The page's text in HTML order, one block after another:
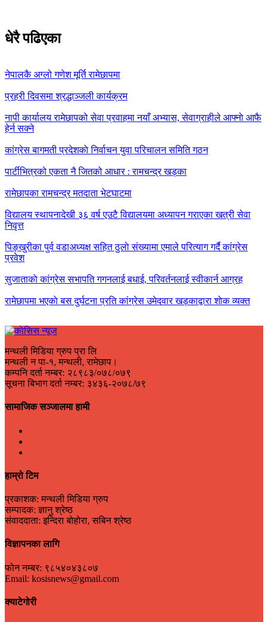
धेरै पढिएका
नेपालकै अग्लो गणेश मूर्ति रामेछापमा
प्रहरी दिवसमा श्रद्धाञ्जली कार्यक्रम
नापी कार्यालय रामेछापको सेवा प्रवाहमा नयाँ अभ्यास, सेवाग्राहीले आफ्नाे आफै
हेर्न सक्ने
कांग्रेस बागमती प्रदेशकाे निर्वाचन युवा परिचालन समिति गठन
पार्टीभित्रको एकता नै जितको आधार : रामचन्द्र खड्का
रामेछापका रामचन्द्र मतदाता भेटघाटमा
विद्यालय स्थापनादेखी ३६ वर्ष एउटै विद्यालयमा अध्यापन गराएका खत्री सेवा
निवृत्त
पिङ्खुरीका पुर्व वडाअध्यक्ष सहित ठुलाे संख्यामा एमाले परित्याग गर्दै कांग्रेस
प्रवेश
सुजाताकाे कांग्रेस सभापति गगनलाई बधाई, परिवर्तनलाई स्वीकार्न आग्रह
रामेछापमा भएकाे बस दुर्घटना प्रति कांग्रेस उमेदवार खड्काद्वारा शाेक व्यक्त
मन्थली मिडिया ग्रुप प्रा लि
मन्थली न पा-१, मन्थली, रामेछाप।
कम्पनि दर्ता नम्बर: २८९८३/०७८/०७९
सूचना बिभाग दर्ता नम्बर: ३४३६-२०७८/७९
सामाजिक सञ्जालमा हामी
हाम्रो टिम
प्रकाशक: मन्थली मिडिया ग्रुप
सम्पादक: ज्ञानु श्रेष्ठ
संवाददाता: इन्दिरा बोहोरा, सबिन श्रेष्ठ
विज्ञापनका लागि
फोन नम्बर: ९८५४०४३८०७
Email: kosisnews@gmail.com
क्याटेगोरी